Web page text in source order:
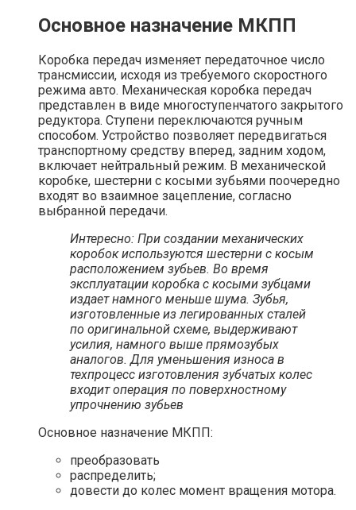
Основное назначение МКПП
Коробка передач изменяет передаточное число
трансмиссии, исходя из требуемого скоростного
режима авто. Механическая коробка передач
представлен в виде многоступенчатого закрытого
редуктора. Ступени переключаются ручным
способом. Устройство позволяет передвигаться
транспортному средству вперед, задним ходом,
включает нейтральный режим. В механической
коробке, шестерни с косыми зубьями поочередно
входят во взаимное зацепление, согласно
выбранной передачи.
Интересно: При создании механических
коробок используются шестерни с косым
расположением зубьев. Во время
эксплуатации коробка с косыми зубцами
издает намного меньше шума. Зубья,
изготовленные из легированных сталей
по оригинальной схеме, выдерживают
усилия, намного выше прямозубых
аналогов. Для уменьшения износа в
техпроцесс изготовления зубчатых колес
входит операция по поверхностному
упрочнению зубьев
Основное назначение МКПП:
преобразовать
распределить;
довести до колес момент вращения мотора.